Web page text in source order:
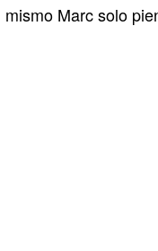
mismo Marc solo